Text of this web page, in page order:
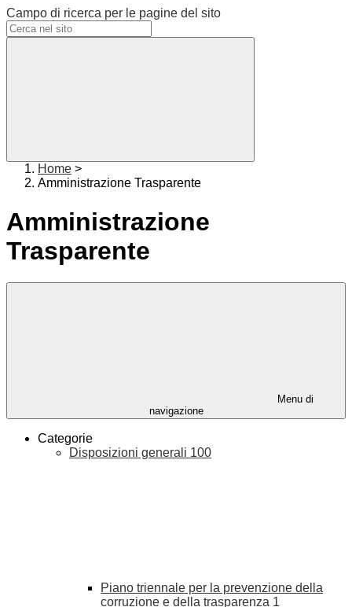
Campo di ricerca per le pagine del sito
Home >
Amministrazione Trasparente
Amministrazione
Trasparente
Menu di
navigazione
Categorie
Disposizioni generali 100
Piano triennale per la prevenzione della
corruzione e della trasparenza 1